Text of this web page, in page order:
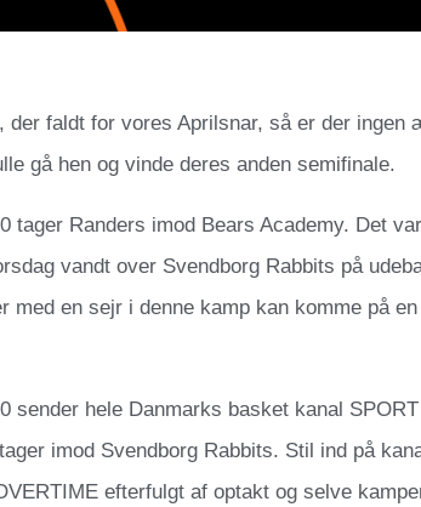
faldt for vores Aprilsnar, så er der ingen
gå hen og vinde deres anden semifinale.
tager Randers imod Bears Academy. Det
vandt over Svendborg Rabbits på
en sejr i denne kamp kan komme på
sender hele Danmarks basket kanal
imod Svendborg Rabbits. Stil ind på
efterfulgt af optakt og selve